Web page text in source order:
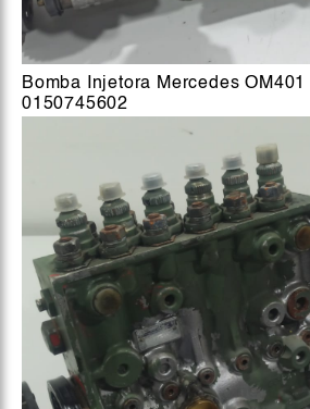
Bomba Injetora Mercedes OM401
0150745602